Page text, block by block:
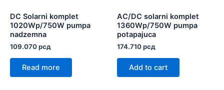
DC Solarni komplet
1020Wp/750W pumpa
nadzemna
109.070рсд
Read more
AC/DC solarni komplet
1360Wp/750W pumpa
potapajuca
174.710рсд
Add to cart